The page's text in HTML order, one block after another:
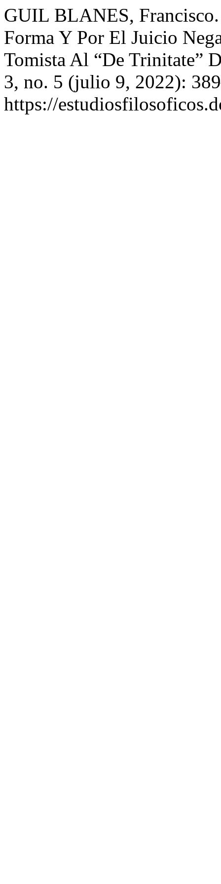
GUIL BLANES,
Forma Y Por El Juicio
Tomista Al “De Trinitate”
3, no. 5 (julio 9, 2022):
https://